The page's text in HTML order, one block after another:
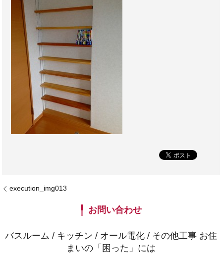
execution_img013
お問い合わせ
バスルーム / キッチン / オール電化 / その他工事 お住
まいの「困った」には